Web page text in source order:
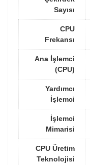
Sayısı
CPU
Frekansı
Ana İşlemci
(CPU)
Yardımcı
İşlemci
İşlemci
Mimarisi
CPU Üretim
Teknolojisi